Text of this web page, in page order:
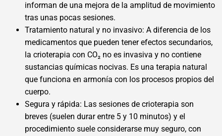
informan de una mejora de la amplitud de movimiento
tras unas pocas sesiones.
Tratamiento natural y no invasivo: A diferencia de los
medicamentos que pueden tener efectos secundarios,
la crioterapia con CO₂ no es invasiva y no contiene
sustancias químicas nocivas. Es una terapia natural
que funciona en armonía con los procesos propios del
cuerpo.
Segura y rápida: Las sesiones de crioterapia son
breves (suelen durar entre 5 y 10 minutos) y el
procedimiento suele considerarse muy seguro, con